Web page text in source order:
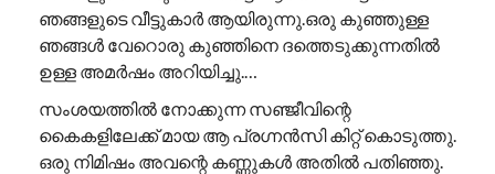
ഞങ്ങളുടെ വീട്ടുകാർ ആയിരുന്നു.ഒരു കുഞ്ഞുള്ള
ഞങ്ങൾ വേറൊരു കുഞ്ഞിനെ ദത്തെടുക്കുന്നതിൽ
ഉള്ള അമർഷം അറിയിച്ചു.…
സംശയത്തിൽ നോക്കുന്ന സഞ്ജീവിന്റെ
കൈകളിലേക്ക് മായ ആ പ്രഗ്നൻസി കിറ്റ് കൊടുത്തു.
ഒരു നിമിഷം അവന്റെ കണ്ണുകൾ അതിൽ പതിഞ്ഞു.